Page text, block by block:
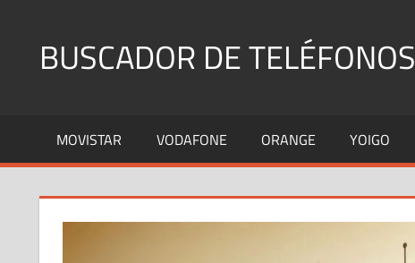
contenidoBUSCADOR DE TELÉFONOS
Fijos
y
MOVISTAR VODAFONE ORANGE YOIGO